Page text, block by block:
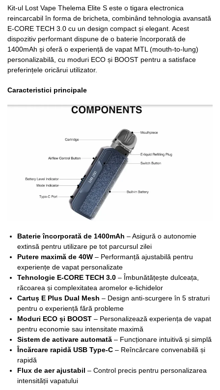
Kit-ul Lost Vape Thelema Elite S este o tigara electronica
reincarcabil în forma de bricheta, combinând tehnologia avansată
E-CORE TECH 3.0 cu un design compact și elegant. Acest
dispozitiv performant dispune de o baterie încorporată de
1400mAh și oferă o experiență de vapat MTL (mouth-to-lung)
personalizabilă, cu moduri ECO și BOOST pentru a satisface
preferințele oricărui utilizator.
Caracteristici principale
Baterie încorporată de 1400mAh – Asigură o autonomie
extinsă pentru utilizare pe tot parcursul zilei
Putere maximă de 40W – Performanță ajustabilă pentru
experiențe de vapat personalizate
Tehnologie E-CORE TECH 3.0 – Îmbunătățește dulceața,
răcoarea și complexitatea aromelor e-lichidelor
Cartuș E Plus Dual Mesh – Design anti-scurgere în 5 straturi
pentru o experiență fără probleme
Moduri ECO și BOOST – Personalizează experiența de vapat
pentru economie sau intensitate maximă
Sistem de activare automată – Funcționare intuitivă și simplă
Încărcare rapidă USB Type-C – Reîncărcare convenabilă și
rapidă
Flux de aer ajustabil – Control precis pentru personalizarea
intensității vapatului